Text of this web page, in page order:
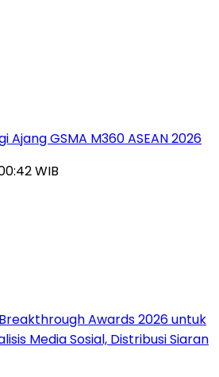
Ajang GSMA M360 ASEAN 2026
WIB
Awards 2026 untuk
Media Sosial, Distribusi Siaran